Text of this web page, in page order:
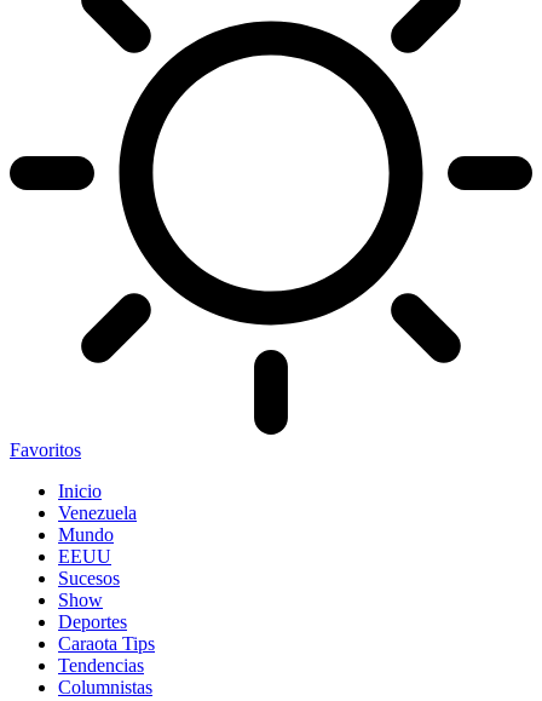
Favoritos
Inicio
Venezuela
Mundo
EEUU
Sucesos
Show
Deportes
Caraota Tips
Tendencias
Columnistas